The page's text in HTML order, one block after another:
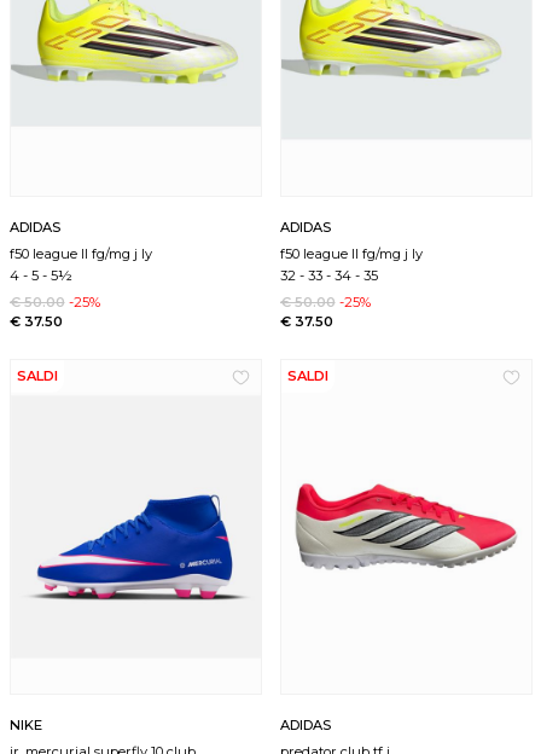
ADIDAS
f50 league ll fg/mg j ly
4 -5 -5½
€ 50.00 -25%
€ 37.50
ADIDAS
f50 league ll fg/mg j ly
32 -33 -34 -35
€ 50.00 -25%
€ 37.50
SALDI
NIKE
SALDI
ADIDAS